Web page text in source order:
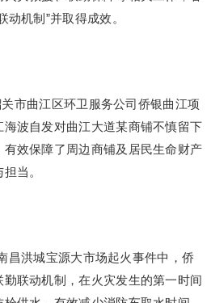
机制”并取得成效。
市曲江区环卫服务公司侨银曲江项
波自发对曲江大道某商铺不慎留下
效保障了周边商铺及居民生命财产
当。
昌洪城宝源大市场起火事件中，侨
联动机制，在火灾发生的第一时间